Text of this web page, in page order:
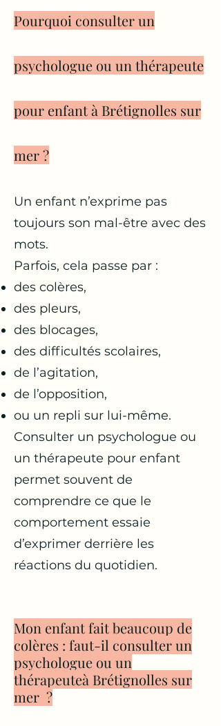
Pourquoi consulter un
psychologue ou un thérapeute
pour enfant à Brétignolles sur
mer ?
Un enfant n’exprime pas
toujours son mal-être avec des
mots.
Parfois, cela passe par :
des colères,
des pleurs,
des blocages,
des difficultés scolaires,
de l’agitation,
de l’opposition,
ou un repli sur lui-même.
Consulter un psychologue ou
un thérapeute pour enfant
permet souvent de
comprendre ce que le
comportement essaie
d’exprimer derrière les
réactions du quotidien.
Mon enfant fait beaucoup de
colères : faut-il consulter un
psychologue ou un
thérapeuteà Brétignolles sur
mer ?